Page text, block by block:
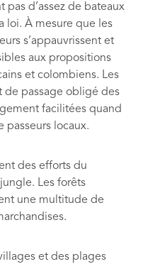
d’assez de bateaux
loi. À mesure que les
s’appauvrissent et
aux propositions
et colombiens. Les
de passage obligé des
facilitées quand
passeurs locaux.
des efforts du
Les forêts
une multitude de
et des plages